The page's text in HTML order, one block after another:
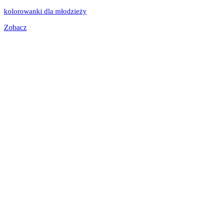
kolorowanki dla młodzieży
Zobacz